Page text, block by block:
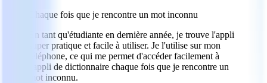
Chaque fois que je rencontre un mot inconnu
En tant qu'étudiante en dernière année, je trouve l'appli
super pratique et facile à utiliser. Je l'utilise sur mon
téléphone, ce qui me permet d'accéder facilement à
l'appli de dictionnaire chaque fois que je rencontre un
mot inconnu.